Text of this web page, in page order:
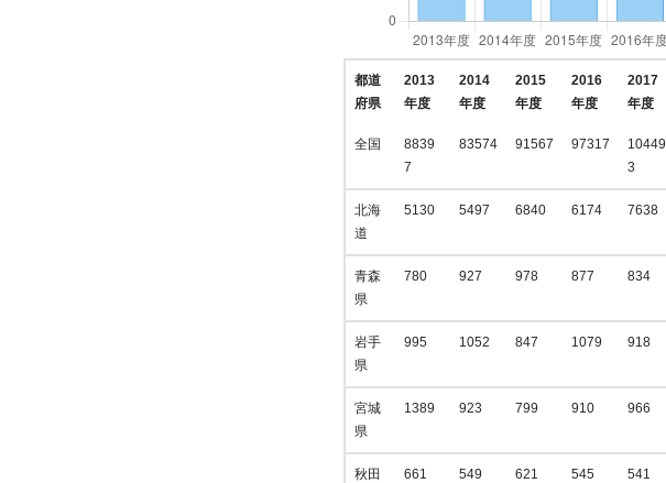
都道
府県
2013
年度
2014
年度
2015
年度
2016
年度
2017
年度
全国
8839
7
83574 91567 97317
10449
3
北海
道
5130 5497 6840 6174 7638
青森
県
780 927 978 877 834
岩手
県
995 1052 847 1079 918
宮城
県
1389 923 799 910 966
秋田
661 549 621 545 541